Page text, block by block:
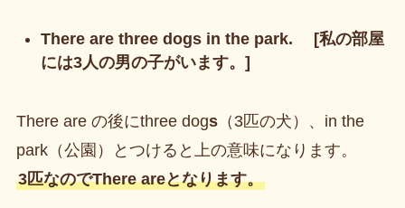
There are three dogs in the park. [私の部屋
には3人の男の子がいます。]
There are の後にthree dogs（3匹の犬）、in the
park（公園）とつけると上の意味になります。
3匹なのでThere areとなります。